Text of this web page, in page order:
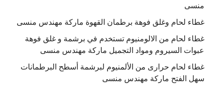
منسى
غطاء لحام وغلق فوهة برطمان القهوة ماركة مهندس منسى
غطاء لحام من الالومنيوم تستخدم في برشمة و غلق فوهة
عبوات السيروم ومواد التجميل ماركة مهندس منسى
غطاء لحام حرارى من الألمنيوم لبرشمة أسطح البرطمانات
سهل الفتح ماركة مهندس منسى